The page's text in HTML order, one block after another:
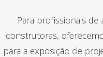
Para profissionais
construtoras,
para a exposição de